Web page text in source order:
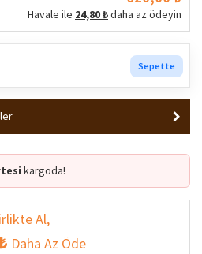
Havale ile 24,80 ₺daha az ödeyin
Sepette
Trend
Popüler
kargoda!
Al,
Daha Az Öde